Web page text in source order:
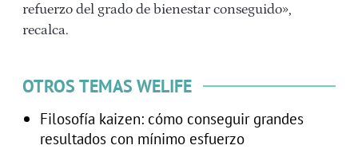
refuerzo del grado de bienestar conseguido»,
recalca.
OTROS TEMAS WELIFE
Filosofía kaizen: cómo conseguir grandes
resultados con mínimo esfuerzo